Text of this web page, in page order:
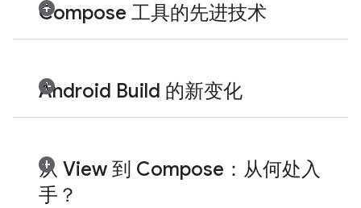
Compose 工具的先进技术
Android Build 的新变化
从 View 到 Compose：从何处入
手？